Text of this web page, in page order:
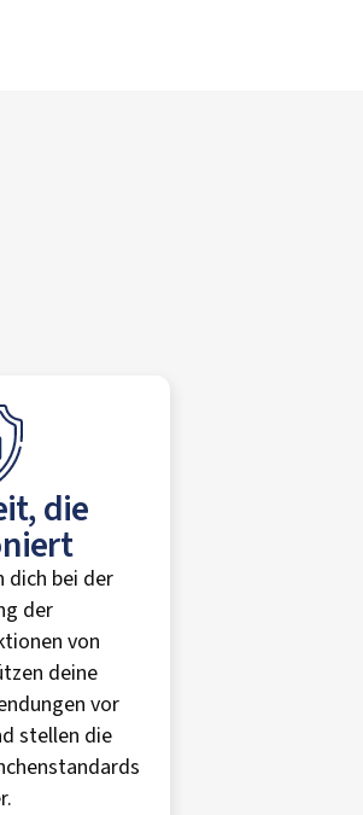
die
dich bei der
der
von
deine
vor
stellen die